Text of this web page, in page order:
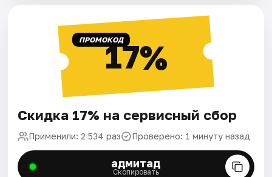
ПРОМОКОД17%
Скидка 17% на сервисный сбор
Применили: 2 534 раз Проверено: 1 минуту назад
адмитад
Скопировать